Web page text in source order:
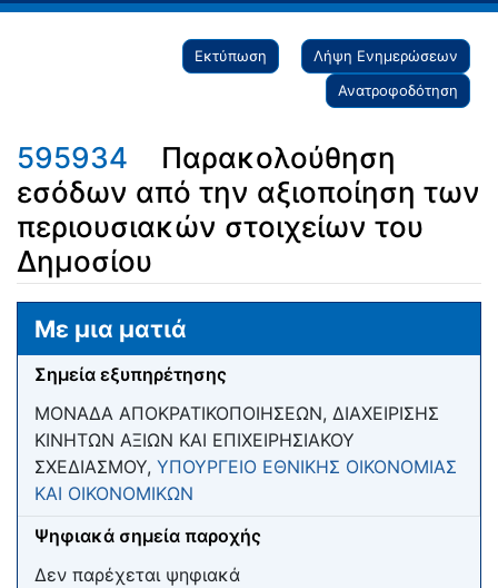
Εκτύπωση
Λήψη Ενημερώσεων
Ανατροφοδότηση
595934
Παρακολούθηση
εσόδων από την αξιοποίηση των
περιουσιακών στοιχείων του
Δημοσίου
Μετάβαση σε: πλοήγηση
Με μια ματιά
Σημεία εξυπηρέτησης
ΜΟΝΑΔΑ ΑΠΟΚΡΑΤΙΚΟΠΟΙΗΣΕΩΝ, ΔΙΑΧΕΙΡΙΣΗΣ
ΚΙΝΗΤΩΝ ΑΞΙΩΝ ΚΑΙ ΕΠΙΧΕΙΡΗΣΙΑΚΟΥ
ΣΧΕΔΙΑΣΜΟΥ, ΥΠΟΥΡΓΕΙΟ ΕΘΝΙΚΗΣ ΟΙΚΟΝΟΜΙΑΣ
ΚΑΙ ΟΙΚΟΝΟΜΙΚΩΝ
Ψηφιακά σημεία παροχής
Δεν παρέχεται ψηφιακά